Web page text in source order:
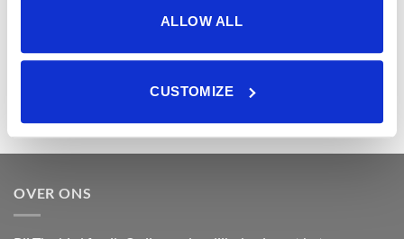
ALLOW ALL
CUSTOMIZE
5.00uit 5
OVER ONS